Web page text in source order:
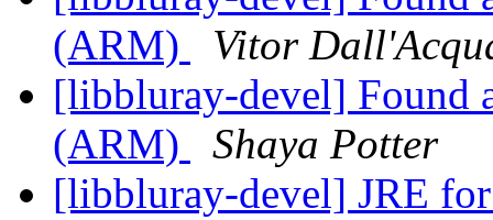
(ARM)
Vitor
[libbluray-devel] Found
(ARM)
Shaya Potter
[libbluray-devel] JRE